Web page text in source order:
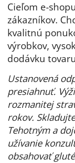
Cieľom e-shopu
zákazníkov.
kvalitnú
výrobkov,
dodávku
Ustanovená
presiahnuť.
rozmanitej
rokov.
Tehotným a
užívanie
obsahovať